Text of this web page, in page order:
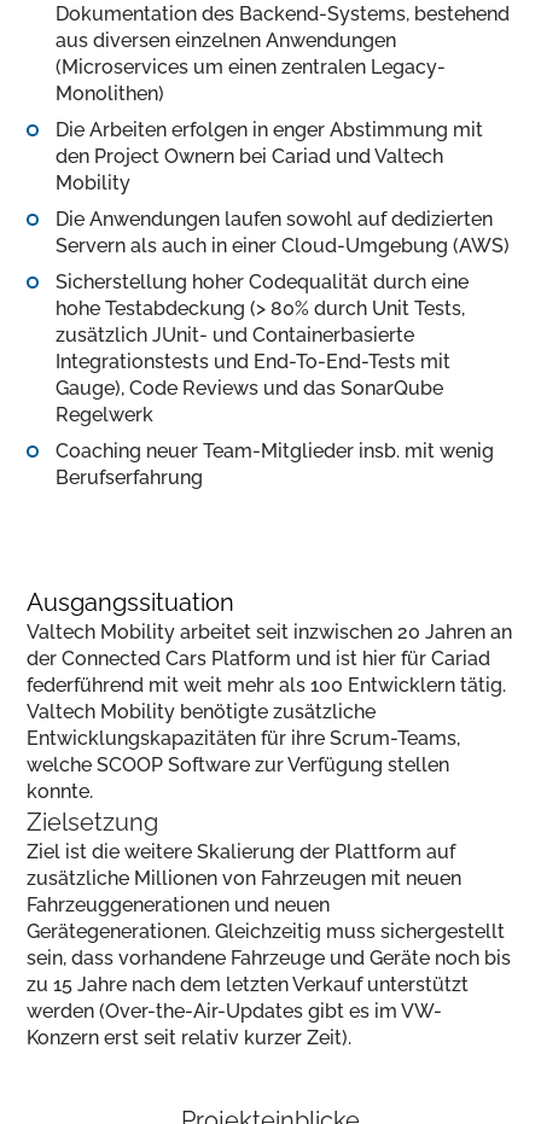
Dokumentation des Backend-Systems, bestehend
aus diversen einzelnen Anwendungen
(Microservices um einen zentralen Legacy-
Monolithen)
Die Arbeiten erfolgen in enger Abstimmung mit
den Project Ownern bei Cariad und Valtech
Mobility
Die Anwendungen laufen sowohl auf dedizierten
Servern als auch in einer Cloud-Umgebung (AWS)
Sicherstellung hoher Codequalität durch eine
hohe Testabdeckung (> 80% durch Unit Tests,
zusätzlich JUnit- und Containerbasierte
Integrationstests und End-To-End-Tests mit
Gauge), Code Reviews und das SonarQube
Regelwerk
Coaching neuer Team-Mitglieder insb. mit wenig
Berufserfahrung
Ausgangssituation
Valtech Mobility arbeitet seit inzwischen 20 Jahren an
der Connected Cars Platform und ist hier für Cariad
federführend mit weit mehr als 100 Entwicklern tätig.
Valtech Mobility benötigte zusätzliche
Entwicklungskapazitäten für ihre Scrum-Teams,
welche SCOOP Software zur Verfügung stellen
konnte.
Zielsetzung
Ziel ist die weitere Skalierung der Plattform auf
zusätzliche Millionen von Fahrzeugen mit neuen
Fahrzeuggenerationen und neuen
Gerätegenerationen. Gleichzeitig muss sichergestellt
sein, dass vorhandene Fahrzeuge und Geräte noch bis
zu 15 Jahre nach dem letzten Verkauf unterstützt
werden (Over-the-Air-Updates gibt es im VW-
Konzern erst seit relativ kurzer Zeit).